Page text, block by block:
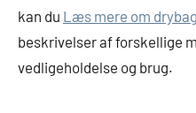
kan du Læs mere om drybag
beskrivelser af forskellige
vedligeholdelse og brug.